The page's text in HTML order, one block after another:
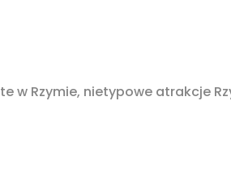
w Rzymie, nietypowe atrakcje